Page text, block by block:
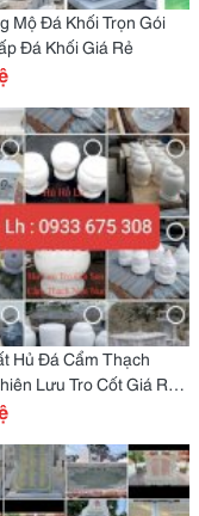
Mộ Đá Khối Trọn Gói
Đá Khối Giá Rẻ
Hủ Đá Cẩm Thạch
Lưu Tro Cốt Giá Rẻ
Tận Nơi